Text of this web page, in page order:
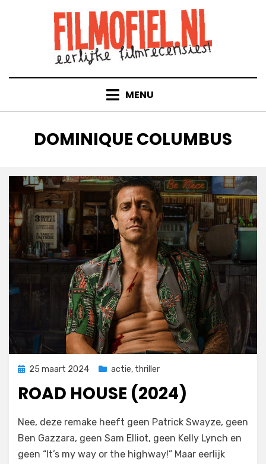
MENU
TAG
:
DOMINIQUE COLUMBUS
Geplaatst
25 maart 2024 actie, thriller
ROAD HOUSE (2024)
door Filmofiel.nl
Nee, deze remake heeft geen Patrick Swayze, geen
Ben Gazzara, geen Sam Elliot, geen Kelly Lynch en
geen “It’s my way or the highway!” Maar eerlijk